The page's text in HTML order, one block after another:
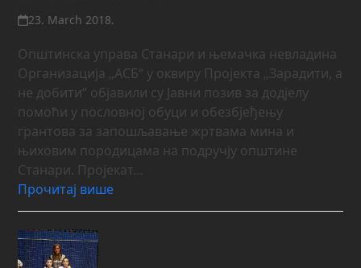
23. March 2018.
Општинска управа Станари и њемачка невладина
Организација „АСБ“ у оквиру Пројекта „Зарадити, а
не добити“ објавили су Јавни позив за додјелу
помоћи у пословној обуци и обезбјеђењу
грантова за запошљавање жртвама мина и
њиховим породицама на подручју општине
Станари. Пројекат…
Прочитај више